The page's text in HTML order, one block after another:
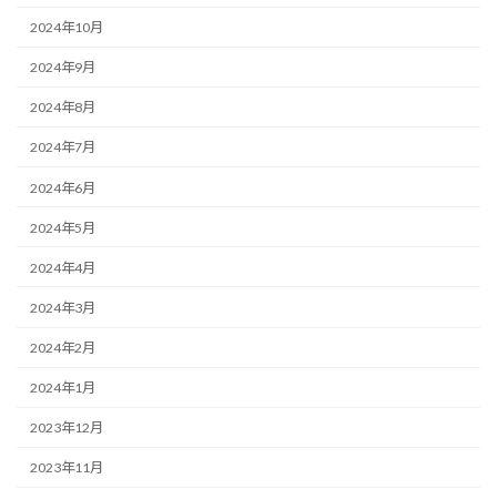
2024年10月
2024年9月
2024年8月
2024年7月
2024年6月
2024年5月
2024年4月
2024年3月
2024年2月
2024年1月
2023年12月
2023年11月